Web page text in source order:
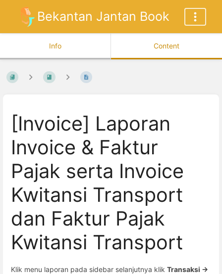
Bekantan Jantan Book
Info Content
[Invoice] Laporan
Invoice & Faktur
Pajak serta Invoice
Kwitansi Transport
dan Faktur Pajak
Kwitansi Transport
Klik menu laporan pada sidebar selanjutnya klik Transaksi ->